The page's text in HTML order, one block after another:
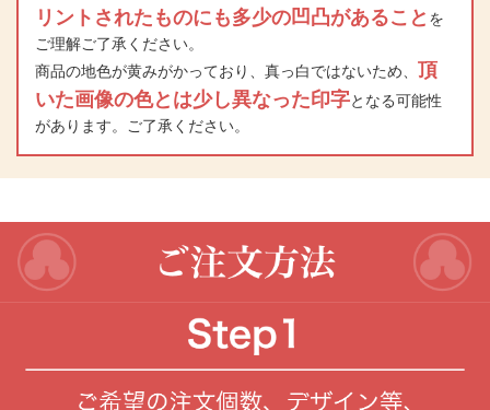
リントされたものにも多少の凹凸があること を
ご理解ご了承ください。
商品の地色が黄みがかっており、真っ白ではないため、 頂
いた画像の色とは少し異なった印字となる可能性
があります。ご了承ください。